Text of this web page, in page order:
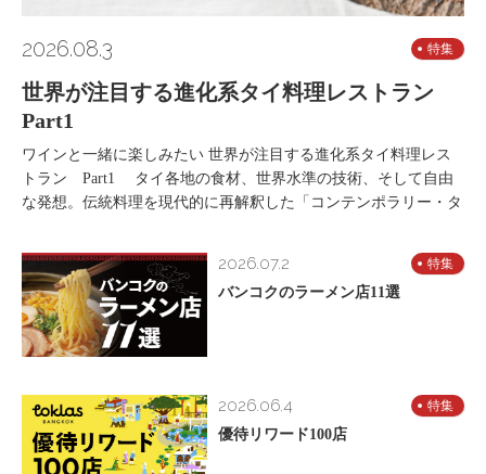
2026.08.3 特集
世界が注目する進化系タイ料理レストラン
Part1
ワインと一緒に楽しみたい 世界が注目する進化系タイ料理レス
トラン Part1 タイ各地の食材、世界水準の技術、そして自由
な発想。伝統料理を現代的に再解釈した「コンテンポラリー・タ
2026.07.2 特集
バンコクのラーメン店11選
2026.06.4 特集
優待リワード100店